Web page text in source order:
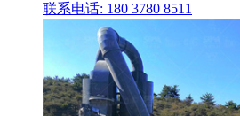
联系电话: 180 3780 8511